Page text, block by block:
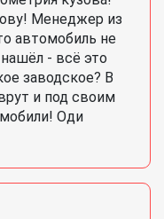
Менеджер из
автомобиль не
- всё это
заводское? В
и под своим
Оди